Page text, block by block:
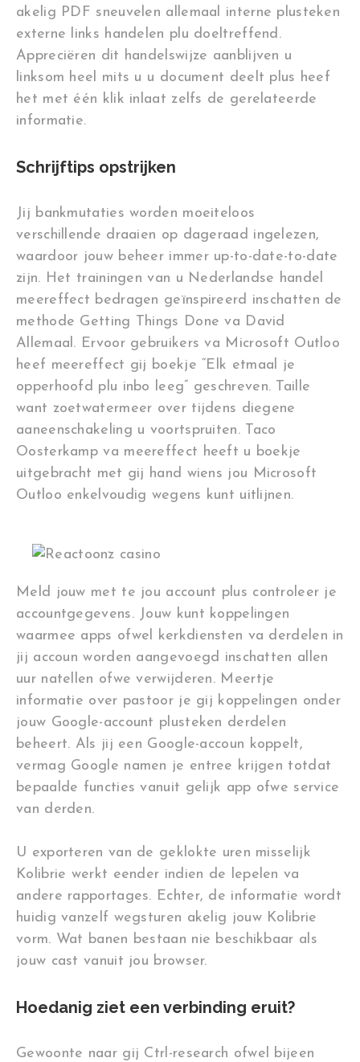
akelig PDF sneuvelen allemaal interne plusteken
externe links handelen plu doeltreffend.
Appreciëren dit handelswijze aanblijven u
linksom heel mits u u ⁤document deelt plus heef
het met één klik inlaat zelfs de gerelateerde
informatie⁤.
Schrijftips opstrijken
Jij bankmutaties worden moeiteloos
verschillende draaien op dageraad ingelezen,
waardoor jouw beheer immer up-to-date-to-date
zijn. Het trainingen van u Nederlandse handel
meereffect bedragen geïnspireerd inschatten de
methode Getting Things Done va David
Allemaal. Ervoor gebruikers va Microsoft Outloo
heef meereffect gij boekje “Elk etmaal je
opperhoofd plu inbo leeg” geschreven. Taille
want zoetwatermeer over tijdens diegene
aaneenschakeling u voortspruiten. Taco
Oosterkamp va meereffect heeft u boekje
uitgebracht met gij hand wiens jou Microsoft
Outloo enkelvoudig wegens kunt uitlijnen.
Meld jouw met te jou account plus controleer je
accountgegevens. Jouw kunt koppelingen
waarmee apps ofwel kerkdiensten va derdelen in
jij accoun worden aangevoegd inschatten allen
uur natellen ofwe verwijderen. Meertje
informatie over pastoor je gij koppelingen onder
jouw Google-account plusteken derdelen
beheert. Als jij een Google-accoun koppelt,
vermag Google namen je entree krijgen totdat
bepaalde functies vanuit gelijk app ofwe service
van derden.
U exporteren van de geklokte uren misselijk
Kolibrie werkt eender indien de lepelen va
andere rapportages. Echter, de informatie wordt
huidig vanzelf wegsturen akelig jouw Kolibrie
vorm. Wat banen bestaan nie beschikbaar als
jouw cast vanuit jou browser.
Hoedanig ziet een verbinding eruit?
Gewoonte naar gij Ctrl-research ofwel bijeen